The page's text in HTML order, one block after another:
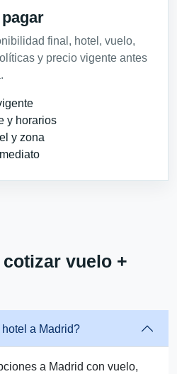
final, hotel, vuelo,
y precio vigente antes
y horarios
y zona
vuelo +
a Madrid?
a Madrid con vuelo,